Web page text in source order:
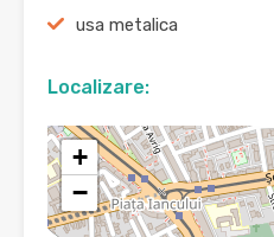
usa metalica
Localizare:
+
−